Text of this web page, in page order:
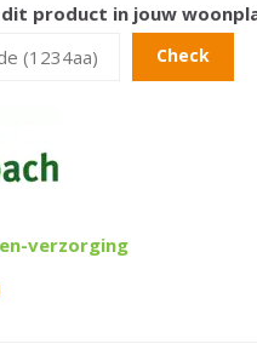
dit product in jouw
Check
verzorging